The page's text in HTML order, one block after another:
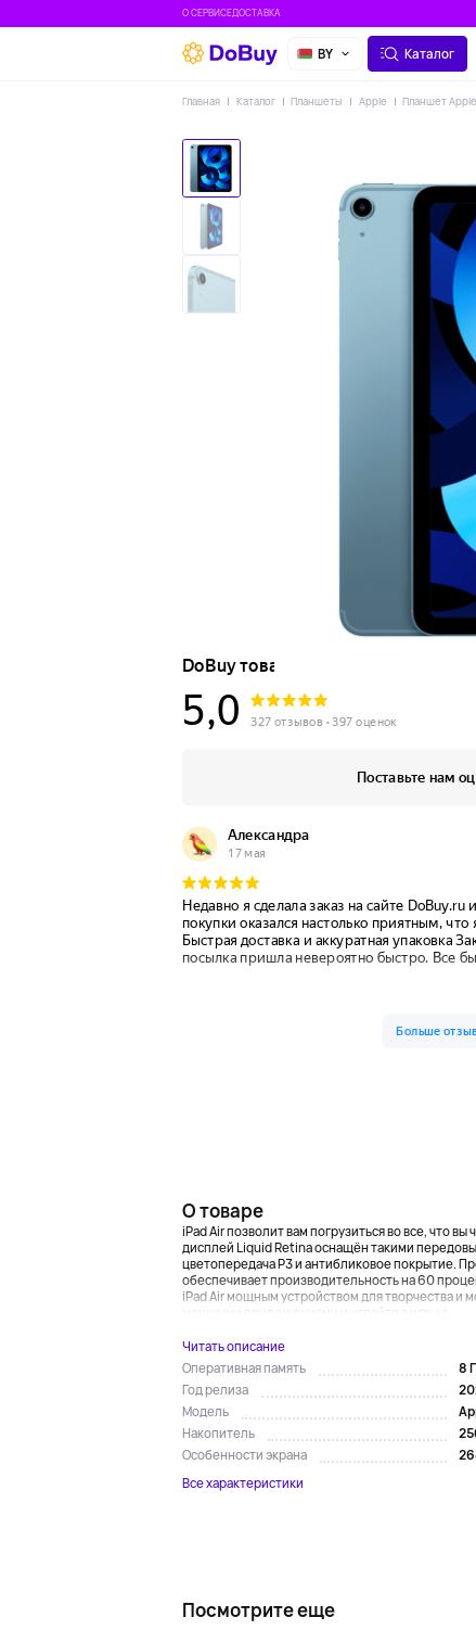
О СЕРВИСЕДОСТАВКА
BY Каталог
Главная Каталог Планшеты Apple Планшет
О товаре
iPad Air позволит вам погрузиться во все, что
дисплей Liquid Retina оснащён такими
цветопередача P3 и антибликовое покрытие.
обеспечивает производительность на 60
iPad Air мощным устройством для творчества
мощными приложениями и играйте в игры с...
Читать описание
Оперативная память
8
Год релиза
Модель
Накопитель
Особенности экрана
Все характеристики
Посмотрите еще